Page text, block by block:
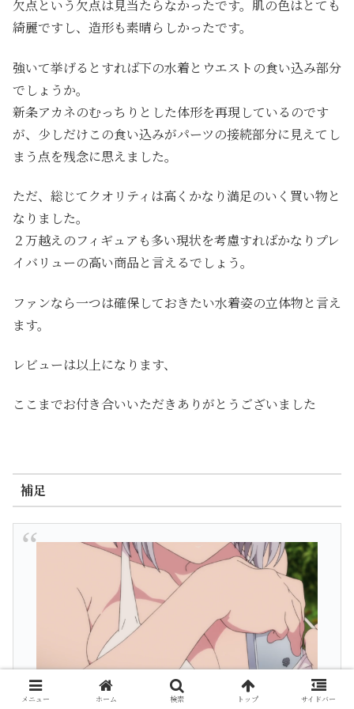
欠点という欠点は見当たらなかったです。肌の色はとても
綺麗ですし、造形も素晴らしかったです。
強いて挙げるとすれば下の水着とウエストの食い込み部分
でしょうか。
新条アカネのむっちりとした体形を再現しているのです
が、少しだけこの食い込みがパーツの接続部分に見えてし
まう点を残念に思えました。
ただ、総じてクオリティは高くかなり満足のいく買い物と
なりました。
２万越えのフィギュアも多い現状を考慮すればかなりプレ
イバリューの高い商品と言えるでしょう。
ファンなら一つは確保しておきたい水着姿の立体物と言え
ます。
レビューは以上になります、
ここまでお付き合いいただきありがとうございました
補足
メニュー ホーム 検索 トップ サイドバー